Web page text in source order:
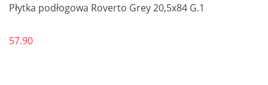
Płytka podłogowa Roverto Grey 20,5x84 G.1
57.90